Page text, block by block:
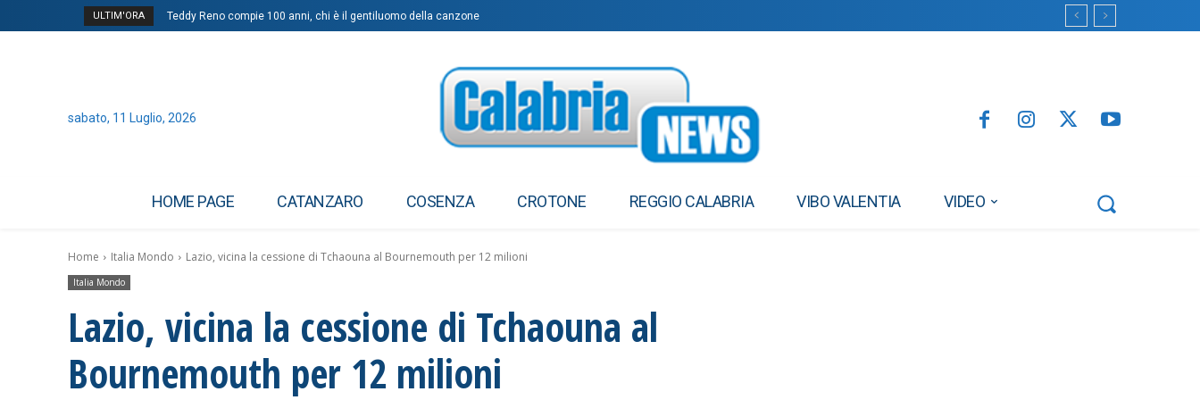
ULTIM'ORA Teddy Reno compie 100 anni, chi è il gentiluomo della canzone
sabato, 11 Luglio, 2026
HOME PAGE CATANZARO COSENZA CROTONE REGGIO CALABRIA VIBO VALENTIA VIDEO
Home Italia Mondo Lazio, vicina la cessione di Tchaouna al Bournemouth per 12 milioni
Italia Mondo
Lazio, vicina la cessione di Tchaouna al
Bournemouth per 12 milioni